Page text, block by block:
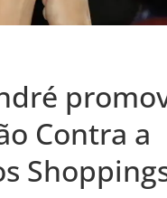
Contra a